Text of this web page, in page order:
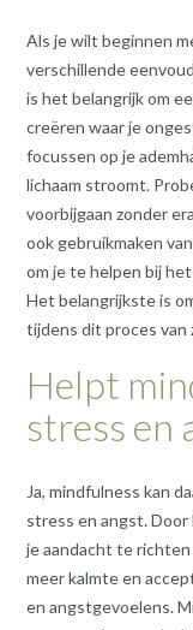
Als je wilt beginnen
verschillende
is het belangrijk om
creëren waar je
focussen op je
lichaam stroomt.
voorbijgaan zonder
ook gebruikmaken
om je te helpen bij
Het belangrijkste is
tijdens dit proces van
Helpt
stress en
Ja, mindfulness kan
stress en angst.
je aandacht te
meer kalmte en
en angstgevoelens.